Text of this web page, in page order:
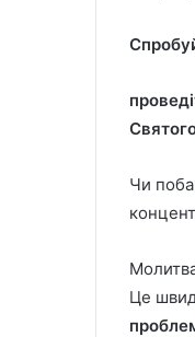
Чи
Це